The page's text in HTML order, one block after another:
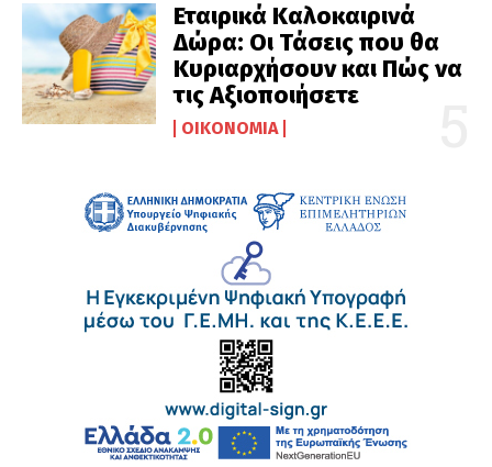
Εταιρικά Καλοκαιρινά
Δώρα: Οι Τάσεις που θα
Κυριαρχήσουν και Πώς να
τις Αξιοποιήσετε
ΟΙΚΟΝΟΜΊΑ